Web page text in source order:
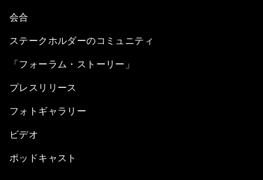
An Insight, An Idea with Pelé
A New Deal on Globalization
E-Commerce: Expanding Trade Horizons
Scaling Up Innovation in Agriculture
会合
ステークホルダーのコミュニティ
「フォーラム・ストーリー」
プレスリリース
フォトギャラリー
ビデオ
ポッドキャスト